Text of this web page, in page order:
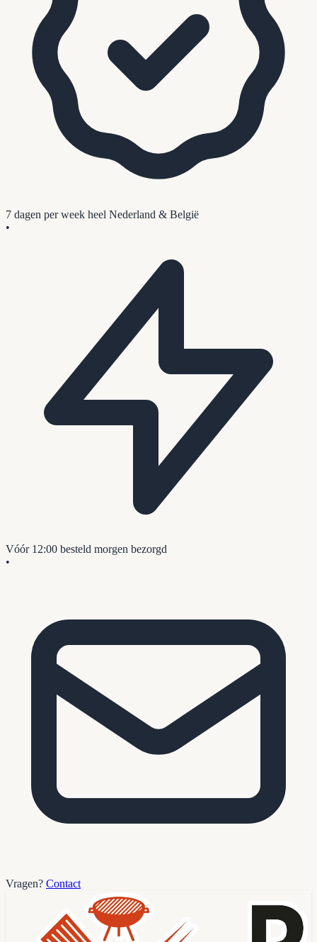
7 dagen per week heel Nederland & België
•
Vóór 12:00 besteld morgen bezorgd
•
Vragen? Contact